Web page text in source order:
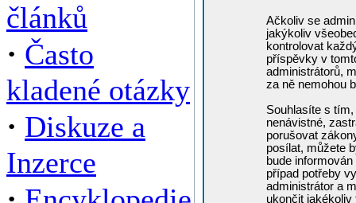
článků
· Často
kladené otázky
· Diskuze a
Inzerce
Ačkoliv se
jakýkoliv
kontrolovat
příspěvky v
administrátorů,
za ně nemohou
Souhlasíte s
nenávistné,
porušovat
posílat, můžete
bude
případ potřeby
administrátor a
ukončit